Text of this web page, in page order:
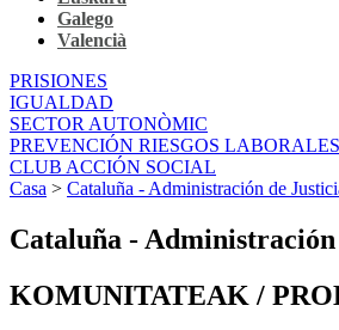
Galego
Valencià
PRISIONES
IGUALDAD
SECTOR AUTONÒMIC
PREVENCIÓN RIESGOS LABORALES
CLUB ACCIÓN SOCIAL
Casa > Cataluña - Administración de
Cataluña -
KOMUNITATEAK /